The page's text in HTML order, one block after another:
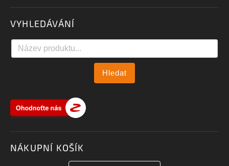
VYHLEDÁVÁNÍ
Hledat
NÁKUPNÍ KOŠÍK